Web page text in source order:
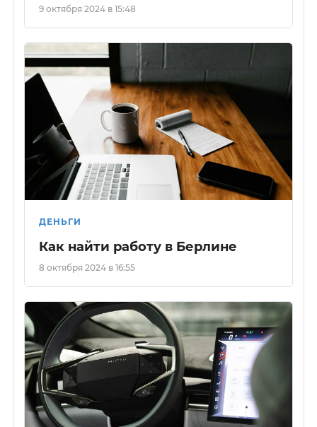
9 октября 2024 в 15:48
ДЕНЬГИ
Как найти работу в Берлине
8 октября 2024 в 16:55